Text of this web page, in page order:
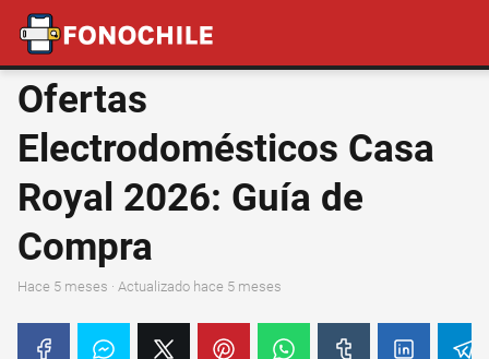
Ofertas
Electrodomésticos Casa
Royal 2026: Guía de
Compra
hace 5 meses · Actualizado hace 5 meses